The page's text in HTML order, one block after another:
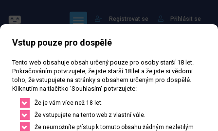
Přihlásit se
Registrovat se
Lila novinka
73 881 zhlédnutí
Vstup pouze pro dospělé
Tento web obsahuje obsah určený pouze pro osoby starší 18 let.
Pokračováním potvrzujete, že jste starší 18 let a že jste si vědomi
toho, že vstupujete na stránky s obsahem určeným pro dospělé.
Kliknutím na tlačítko 'Souhlasím' potvrzujete:
Že je vám více než 18 let.
Že vstupujete na tento web z vlastní vůle.
Že neumožníte přístup k tomuto obsahu žádným nezletilým